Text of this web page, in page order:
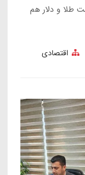
طلا و دلار هم
اقتصادی